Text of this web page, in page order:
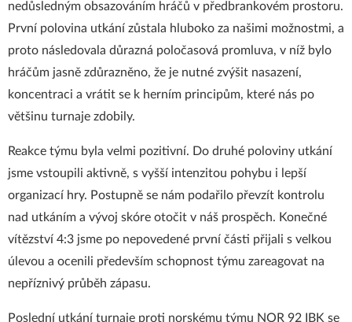
nedůsledným obsazováním hráčů v předbrankovém prostoru.
První polovina utkání zůstala hluboko za našimi možnostmi, a
proto následovala důrazná poločasová promluva, v níž bylo
hráčům jasně zdůrazněno, že je nutné zvýšit nasazení,
koncentraci a vrátit se k herním principům, které nás po
většinu turnaje zdobily.
Reakce týmu byla velmi pozitivní. Do druhé poloviny utkání
jsme vstoupili aktivně, s vyšší intenzitou pohybu i lepší
organizací hry. Postupně se nám podařilo převzít kontrolu
nad utkáním a vývoj skóre otočit v náš prospěch. Konečné
vítězství 4:3 jsme po nepovedené první části přijali s velkou
úlevou a ocenili především schopnost týmu zareagovat na
nepříznivý průběh zápasu.
Poslední utkání turnaje proti norskému týmu NOR 92 IBK se